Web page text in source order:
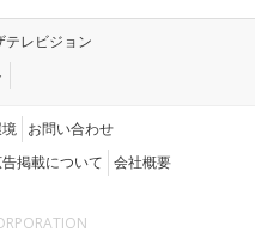
テレビジョン
お問い合わせ
告掲載について 会社概要